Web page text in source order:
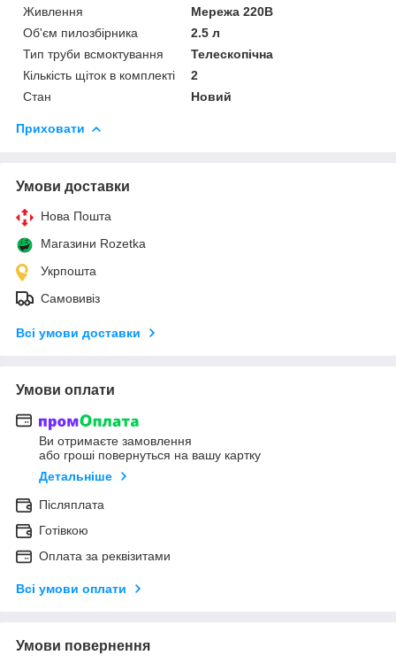
Живлення
Мережа 220В
Об'єм пилозбірника
2.5 л
Тип труби всмоктування
Телескопічна
Кількість щіток в комплекті
2
Стан
Новий
Приховати
Умови доставки
Нова Пошта
Магазини Rozetka
Укрпошта
Самовивіз
Всі умови доставки
Умови оплати
Ви отримаєте замовлення
або гроші повернуться на вашу картку
Детальніше
Післяплата
Готівкою
Оплата за реквізитами
Всі умови оплати
Умови повернення